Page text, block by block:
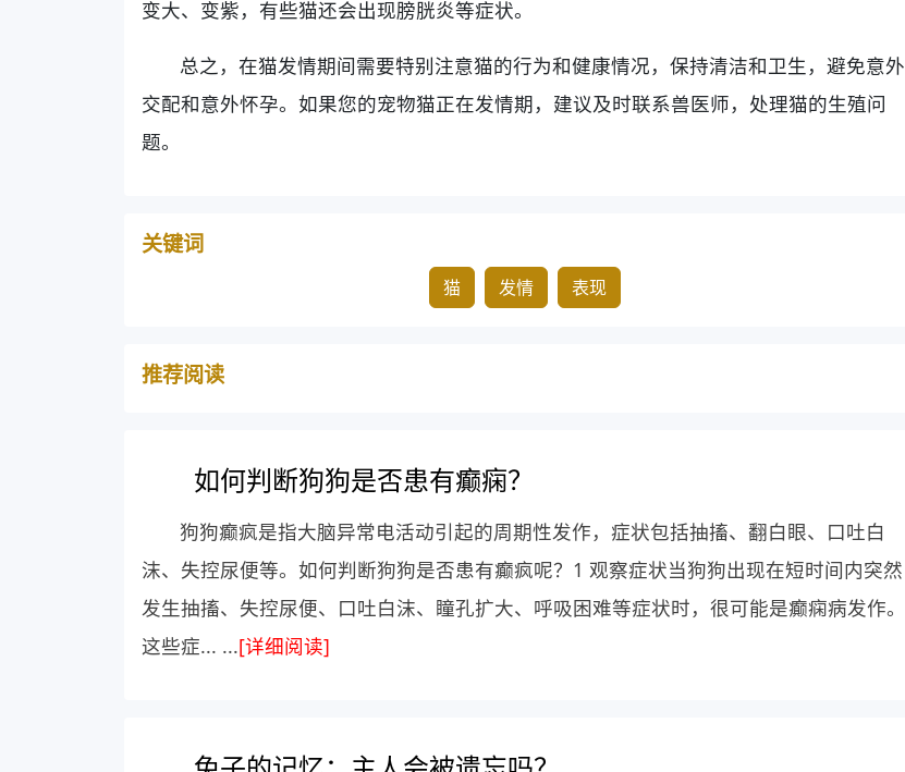
变大、变紫，有些猫还会出现膀胱炎等症状。
总之，在猫发情期间需要特别注意猫的行为和健康情况，保持清洁和卫生，避免意外
交配和意外怀孕。如果您的宠物猫正在发情期，建议及时联系兽医师，处理猫的生殖问
题。
关键词
猫 发情 表现
推荐阅读
如何判断狗狗是否患有癫痫？
狗狗癫疯是指大脑异常电活动引起的周期性发作，症状包括抽搐、翻白眼、口吐白
沫、失控尿便等。如何判断狗狗是否患有癫疯呢？1 观察症状当狗狗出现在短时间内突然
发生抽搐、失控尿便、口吐白沫、瞳孔扩大、呼吸困难等症状时，很可能是癫痫病发作。
这些症... ...[详细阅读]